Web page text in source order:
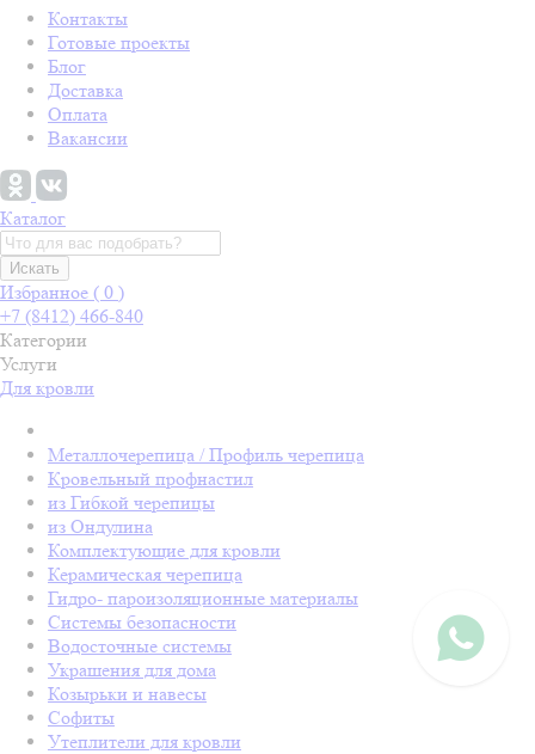
Контакты
Готовые проекты
Блог
Доставка
Оплата
Вакансии
Каталог
Искать
Избранное ( 0 )
+7 (8412) 466-840
Категории
Услуги
Для кровли
Металлочерепица / Профиль черепица
Кровельный профнастил
из Гибкой черепицы
из Ондулина
Комплектующие для кровли
Керамическая черепица
Гидро- пароизоляционные материалы
Системы безопасности
Водосточные системы
Украшения для дома
Козырьки и навесы
Софиты
Утеплители для кровли